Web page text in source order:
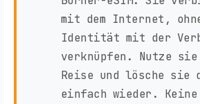
mit dem Internet,
Identität mit der
verknüpfen. Nutze
Reise und lösche sie
einfach wieder.